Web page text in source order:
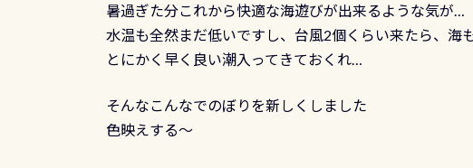
暑過ぎた分これから快適な海遊びが出来るような気が…
水温も全然まだ低いですし、台風2個くらい来たら、海
とにかく早く良い潮入ってきておくれ…
そんなこんなでのぼりを新しくしました
色映えする～